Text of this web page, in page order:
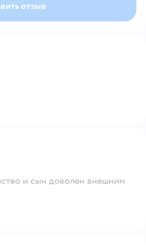
отзыв
и сын доволен внешним